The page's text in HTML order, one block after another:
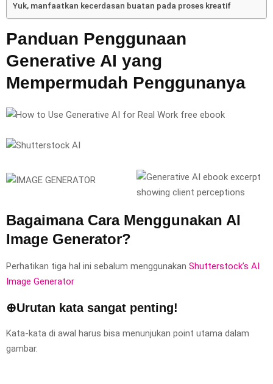
Yuk, manfaatkan kecerdasan buatan pada proses kreatif
Panduan Penggunaan
Generative AI yang
Mempermudah Penggunanya
Bagaimana Cara Menggunakan AI
Image Generator?
Perhatikan tiga hal ini sebalum menggunakan Shutterstock’s AI
Image Generator
⊕Urutan kata sangat penting!
Kata-kata di awal harus bisa menunjukan point utama dalam
gambar.